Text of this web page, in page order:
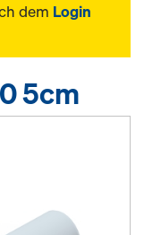
dem Login
5cm